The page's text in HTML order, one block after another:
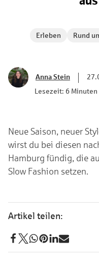
Erleben Rund
Anna Stein
Lesezeit: 6
Neue Saison, neuer
wirst du bei diesen
Hamburg fündig, die
Slow Fashion setzen.